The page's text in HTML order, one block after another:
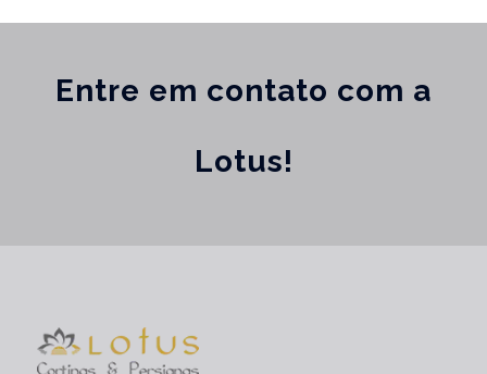
Entre em contato com a
Lotus!